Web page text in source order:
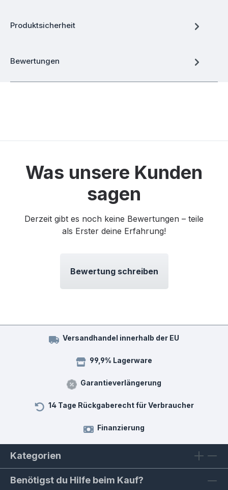
Produktsicherheit
Bewertungen
Was unsere Kunden
sagen
Derzeit gibt es noch keine Bewertungen – teile
als Erster deine Erfahrung!
Bewertung schreiben
Versandhandel innerhalb der EU
99,9% Lagerware
Garantieverlängerung
14 Tage Rückgaberecht für Verbraucher
Finanzierung
Kategorien
Benötigst du Hilfe beim Kauf?